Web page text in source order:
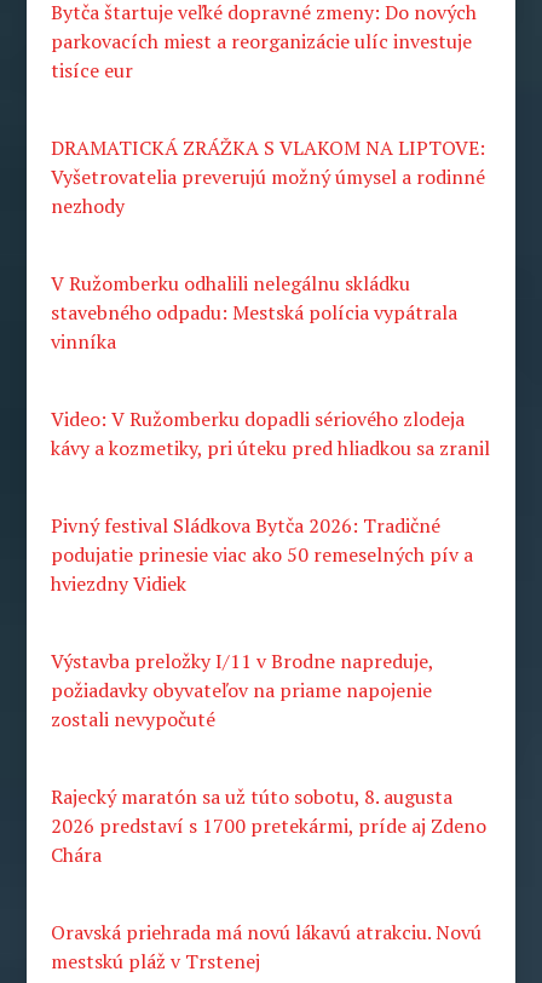
Bytča štartuje veľké dopravné zmeny: Do nových
parkovacích miest a reorganizácie ulíc investuje
tisíce eur
DRAMATICKÁ ZRÁŽKA S VLAKOM NA LIPTOVE:
Vyšetrovatelia preverujú možný úmysel a rodinné
nezhody
V Ružomberku odhalili nelegálnu skládku
stavebného odpadu: Mestská polícia vypátrala
vinníka
Video: V Ružomberku dopadli sériového zlodeja
kávy a kozmetiky, pri úteku pred hliadkou sa zranil
Pivný festival Sládkova Bytča 2026: Tradičné
podujatie prinesie viac ako 50 remeselných pív a
hviezdny Vidiek
Výstavba preložky I/11 v Brodne napreduje,
požiadavky obyvateľov na priame napojenie
zostali nevypočuté
Rajecký maratón sa už túto sobotu, 8. augusta
2026 predstaví s 1700 pretekármi, príde aj Zdeno
Chára
Oravská priehrada má novú lákavú atrakciu. Novú
mestskú pláž v Trstenej